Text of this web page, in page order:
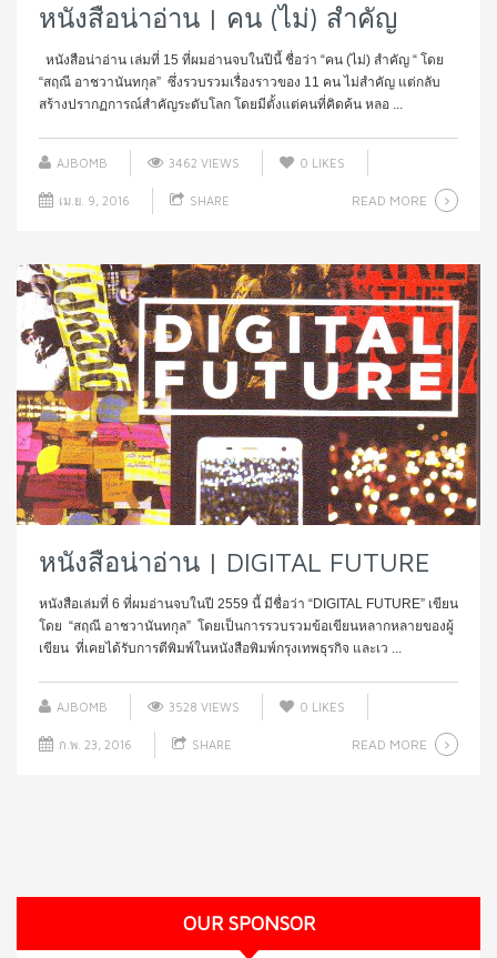
หนังสือน่าอ่าน | คน (ไม่) สำคัญ
หนังสือน่าอ่าน เล่มที่ 15 ที่ผมอ่านจบในปีนี้ ชื่อว่า “คน (ไม่) สำคัญ “ โดย
“สฤณี อาชวานันทกุล” ซึ่งรวบรวมเรื่องราวของ 11 คน ไม่สำคัญ แต่กลับ
สร้างปรากฏการณ์สำคัญระดับโลก โดยมีตั้งแต่คนที่คิดค้น หลอ ...
AJBOMB 3462 VIEWS 0 LIKES
เม.ย. 9, 2016 SHARE READ MORE
หนังสือน่าอ่าน | DIGITAL FUTURE
หนังสือเล่มที่ 6 ที่ผมอ่านจบในปี 2559 นี้ มีชื่อว่า “DIGITAL FUTURE” เขียน
โดย “สฤณี อาชวานันทกุล” โดยเป็นการรวบรวมข้อเขียนหลากหลายของผู้
เขียน ที่เคยได้รับการตีพิมพ์ในหนังสือพิมพ์กรุงเทพธุรกิจ และเว ...
AJBOMB 3528 VIEWS 0 LIKES
ก.พ. 23, 2016 SHARE READ MORE
OUR SPONSOR